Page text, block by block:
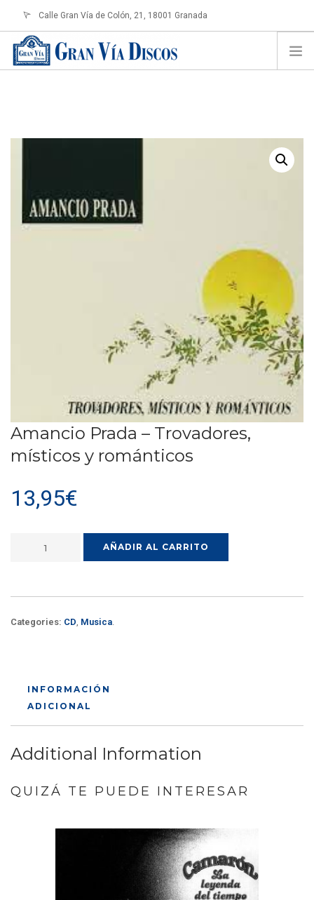
Calle Gran Vía de Colón, 21, 18001 Granada
info@granviadiscos.com
SOBRE NOSOTROS
SHOPPING CART
Amancio Prada – Trovadores,
místicos y románticos
13,95€
AÑADIR AL CARRITO
Categories: CD, Musica.
INFORMACIÓN
ADICIONAL
Additional Information
QUIZÁ TE PUEDE INTERESAR